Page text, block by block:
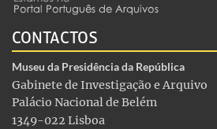
CONTACTOS
Museu da Presidência da República
Gabinete de Investigação e Arquivo
Palácio Nacional de Belém
1349-022 Lisboa